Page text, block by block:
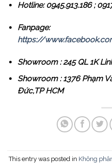
Hotline: 0945.913.186 ;
Fanpage:
https://
Showroom : 245 QL 1K
Showroom : 1376 Phạm
Đức,TP HCM
This entry was posted in Không